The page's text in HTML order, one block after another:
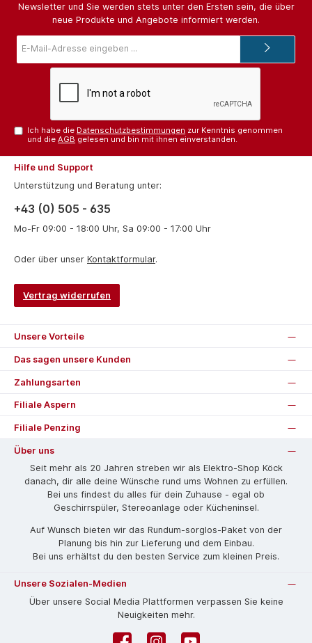
Newsletter und Sie werden stets unter den Ersten sein, die über
neue Produkte und Angebote informiert werden.
Mail-
Ich habe die Datenschutzbestimmungen zur Kenntnis genommen
und dieAGB gelesen und bin mit ihnen einverstanden.
Hilfe und Support
Unterstützung und Beratung unter:
+43 (0) 505 - 635
Mo-Fr 09:00 - 18:00 Uhr, Sa 09:00 - 17:00 Uhr
Oder über unser Kontaktformular.
Vertrag widerrufen
Unsere Vorteile
Das sagen unsere Kunden
Zahlungsarten
Filiale Aspern
Filiale Penzing
Über uns
Seit mehr als 20 Jahren streben wir als Elektro-Shop Köck
danach, dir alle deine Wünsche rund ums Wohnen zu erfüllen.
Bei uns findest du alles für dein Zuhause - egal ob
Geschirrspüler, Stereoanlage oder Kücheninsel.
Auf Wunsch bieten wir das Rund­um-sorg­los-Pa­ket von der
Planung bis hin zur Lieferung und dem Einbau.
Bei uns erhältst du den besten Service zum kleinen Preis.
Unsere Sozialen-Medien
Über unsere Social Media Plattformen verpassen Sie keine
Neuigkeiten mehr.